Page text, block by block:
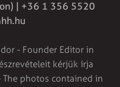
| +36 1 356 5520
- Founder Editor in
kérjük írja
The photos contained in